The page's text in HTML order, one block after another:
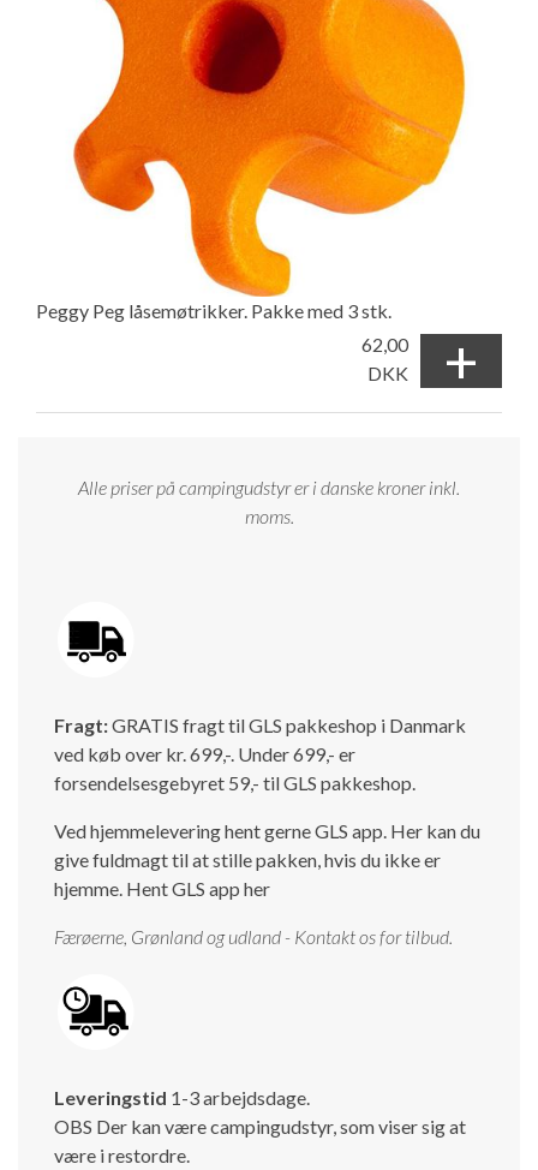
Peggy Peg låsemøtrikker. Pakke med 3 stk.
62,00
DKK
+
Alle priser på campingudstyr er i danske kroner inkl.
moms.
Fragt:GRATIS fragt til GLS pakkeshop i Danmark
ved køb over kr. 699,-. Under 699,- er
forsendelsesgebyret 59,- til GLS pakkeshop.
Ved hjemmelevering hent gerne GLS app. Her kan du
give fuldmagt til at stille pakken, hvis du ikke er
hjemme. Hent GLS app her
Færøerne, Grønland og udland - Kontakt os for tilbud.
Leveringstid 1-3 arbejdsdage.
OBS Der kan være campingudstyr, som viser sig at
være i restordre.